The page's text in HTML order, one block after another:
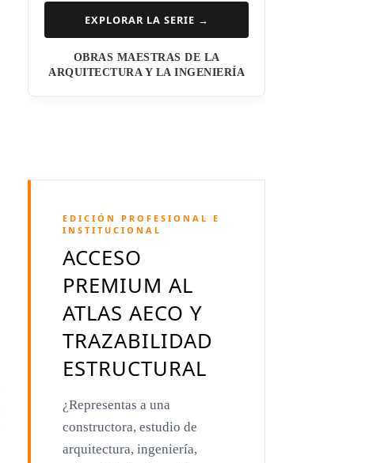
Henry N. Cobb
I.M. Pei
Luis Barragán
Richard Meier
Aldo Rossi
Toyo Ito
Jacques Herzog
Rem Koolhaas
Zaha Hadid
Renzo Piano
EXPLORAR LA SERIE →
OBRAS MAESTRAS DE LA
ARQUITECTURA Y LA INGENIERÍA
EDICIÓN PROFESIONAL E
INSTITUCIONAL
ACCESO
PREMIUM AL
ATLAS AECO Y
TRAZABILIDAD
ESTRUCTURAL
¿Representas a una
constructora, estudio de
arquitectura, ingeniería,